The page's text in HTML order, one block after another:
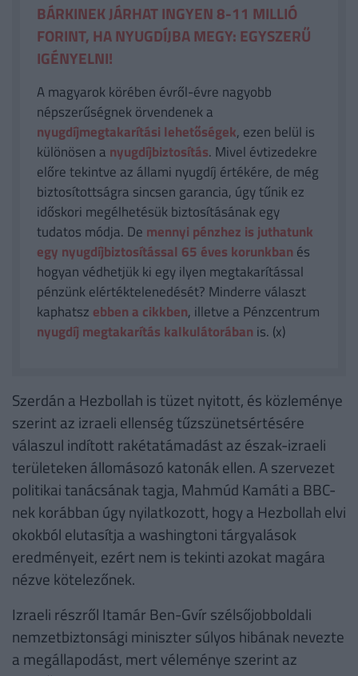
BÁRKINEK JÁRHAT INGYEN 8-11 MILLIÓ
FORINT, HA NYUGDÍJBA MEGY: EGYSZERŰ
IGÉNYELNI!
A magyarok körében évről-évre nagyobb
népszerűségnek örvendenek a
nyugdíjmegtakarítási lehetőségek, ezen belül is
különösen a nyugdíjbiztosítás. Mivel évtizedekre
előre tekintve az állami nyugdíj értékére, de még
biztosítottságra sincsen garancia, úgy tűnik ez
időskori megélhetésük biztosításának egy
tudatos módja. De mennyi pénzhez is juthatunk
egy nyugdíjbiztosítással 65 éves korunkban és
hogyan védhetjük ki egy ilyen megtakarítással
pénzünk elértéktelenedését? Minderre választ
kaphatsz ebben a cikkben, illetve a Pénzcentrum
nyugdíj megtakarítás kalkulátorában is. (x)
Szerdán a Hezbollah is tüzet nyitott, és közleménye
szerint az izraeli ellenség tűzszünetsértésére
válaszul indított rakétatámadást az észak-izraeli
területeken állomásozó katonák ellen. A szervezet
politikai tanácsának tagja, Mahmúd Kamáti a BBC-
nek korábban úgy nyilatkozott, hogy a Hezbollah elvi
okokból elutasítja a washingtoni tárgyalások
eredményeit, ezért nem is tekinti azokat magára
nézve kötelezőnek.
Izraeli részről Itamár Ben-Gvír szélsőjobboldali
nemzetbiztonsági miniszter súlyos hibának nevezte
a megállapodást, mert véleménye szerint az